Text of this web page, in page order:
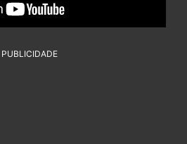
PUBLICIDADE